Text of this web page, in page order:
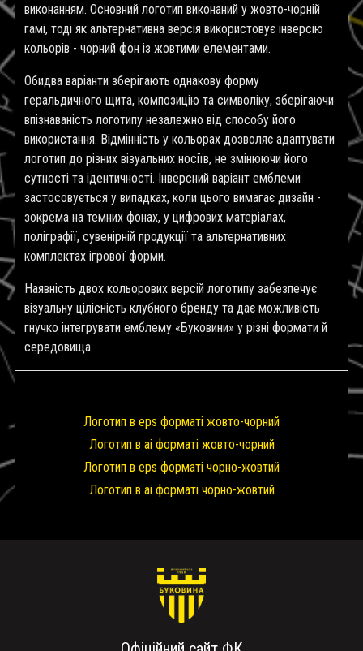
виконанням. Основний логотип виконаний у жовто-чорній
гамі, тоді як альтернативна версія використовує інверсію
кольорів - чорний фон із жовтими елементами.
Обидва варіанти зберігають однакову форму
геральдичного щита, композицію та символіку, зберігаючи
впізнаваність логотипу незалежно від способу його
використання. Відмінність у кольорах дозволяє адаптувати
логотип до різних візуальних носіїв, не змінюючи його
сутності та ідентичності. Інверсний варіант емблеми
застосовується у випадках, коли цього вимагає дизайн -
зокрема на темних фонах, у цифрових матеріалах,
поліграфії, сувенірній продукції та альтернативних
комплектах ігрової форми.
Наявність двох кольорових версій логотипу забезпечує
візуальну цілісність клубного бренду та дає можливість
гнучко інтегрувати емблему «Буковини» у різні формати й
середовища.
Логотип в eps форматі жовто-чорний
Логотип в ai форматі жовто-чорний
Логотип в eps форматі чорно-жовтий
Логотип в ai форматі чорно-жовтий